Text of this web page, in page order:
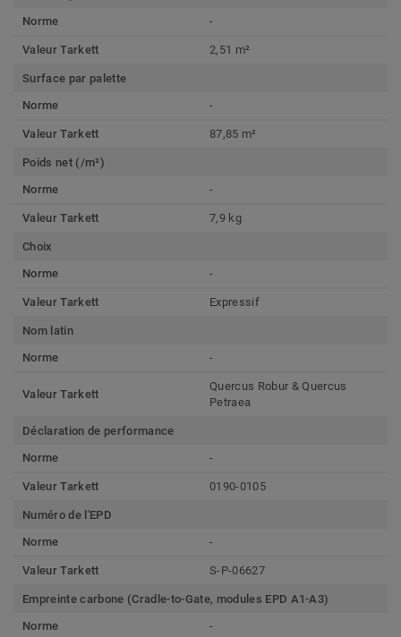
Norme
-
Valeur Tarkett 2,51 m²
Surface par palette
Norme
-
Valeur Tarkett 87,85 m²
Poids net (/m²)
Norme
-
Valeur Tarkett 7,9 kg
Choix
Norme
-
Valeur Tarkett Expressif
Nom latin
Norme
-
Valeur Tarkett
Quercus Robur & Quercus
Petraea
Déclaration de performance
Norme
-
Valeur Tarkett 0190-0105
Numéro de l'EPD
Norme
-
Valeur Tarkett S-P-06627
Empreinte carbone (Cradle-to-Gate, modules EPD A1-A3)
Norme
-